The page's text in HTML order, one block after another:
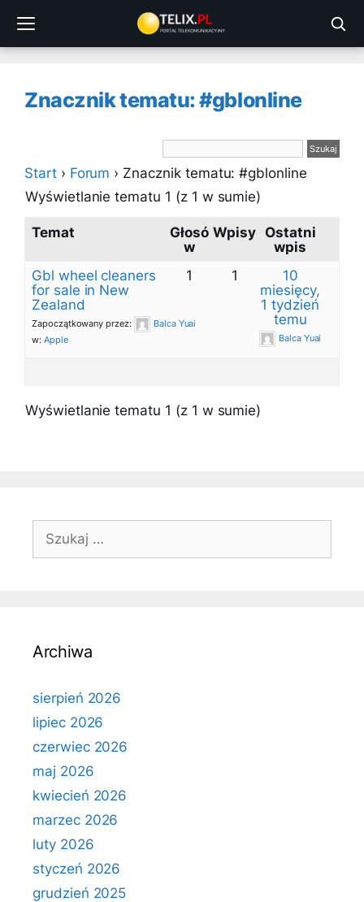
treści
Znacznik tematu: #gblonline
Start › Forum › Znacznik tematu: #gblonline
Wyświetlanie tematu 1 (z 1 w sumie)
Temat
Głosó
w
Wpisy Ostatni
wpis
Gbl wheel cleaners
for sale in New
Zealand
Zapoczątkowany przez:
Balca Yuai
w: Apple
1 1
10
miesięcy,
1 tydzień
temu
Balca Yuai
Wyświetlanie tematu 1 (z 1 w sumie)
Szukaj:
Archiwa
sierpień 2026
lipiec 2026
czerwiec 2026
maj 2026
kwiecień 2026
marzec 2026
luty 2026
styczeń 2026
grudzień 2025